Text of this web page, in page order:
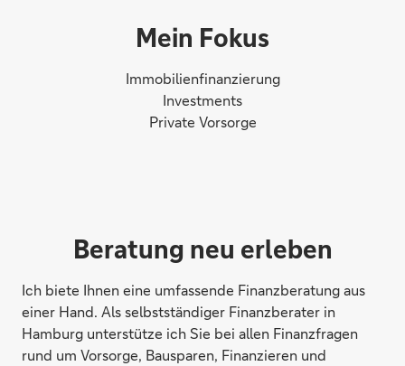
Mein Fokus
Immobilienfinanzierung
Investments
Private Vorsorge
Beratung neu erleben
Ich biete Ihnen eine umfassende Finanzberatung aus
einer Hand. Als selbstständiger Finanzberater in
Hamburg unterstütze ich Sie bei allen Finanzfragen
rund um Vorsorge, Bausparen, Finanzieren und